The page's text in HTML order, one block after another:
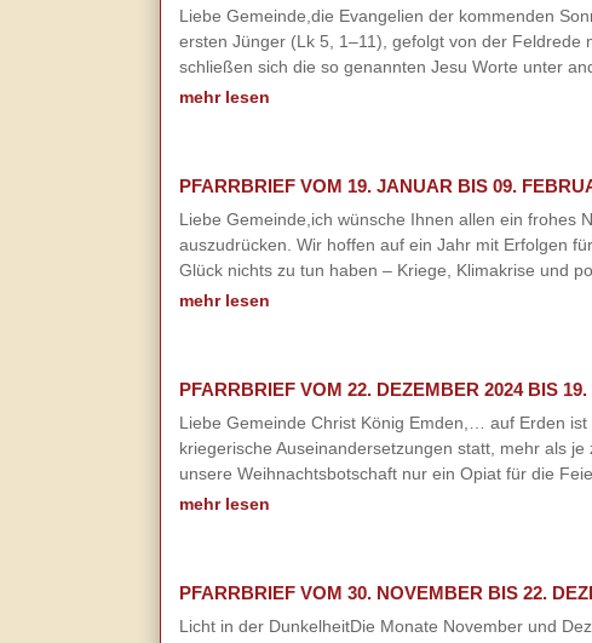
Liebe Gemeinde,die Evangelien der kommenden
ersten Jünger (Lk 5, 1–11), gefolgt von der Feldrede
schließen sich die so genannten Jesu Worte unter
mehr lesen
PFARRBRIEF VOM 19. JANUAR BIS 09.
Liebe Gemeinde,ich wünsche Ihnen allen ein frohes
auszudrücken. Wir hoffen auf ein Jahr mit Erfolgen
Glück nichts zu tun haben – Kriege, Klimakrise und
mehr lesen
PFARRBRIEF VOM 22. DEZEMBER 2024 BIS
Liebe Gemeinde Christ König Emden,… auf Erden
kriegerische Auseinandersetzungen statt, mehr als
unsere Weihnachtsbotschaft nur ein Opiat für die
mehr lesen
PFARRBRIEF VOM 30. NOVEMBER BIS 22.
Licht in der DunkelheitDie Monate November und